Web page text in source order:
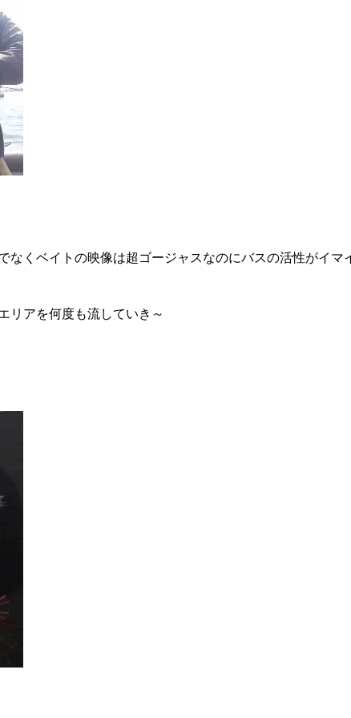
なくベイトの映像は超ゴージャスなのにバスの活性がイマ
リアを何度も流していき～